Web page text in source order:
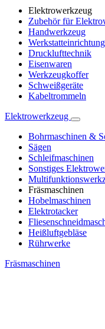
Elektrowerkzeug
Zubehör für
Handwerkzeug
Werkstatteinrichtung
Drucklufttechnik
Eisenwaren
Werkzeugkoffer
Schweißgeräte
Kabeltrommeln
Elektrowerkzeug
Bohrmaschinen &
Sägen
Schleifmaschinen
Sonstiges
Fräsmaschinen
Hobelmaschinen
Elektrotacker
Heißluftgebläse
Rührwerke
Fräsmaschinen